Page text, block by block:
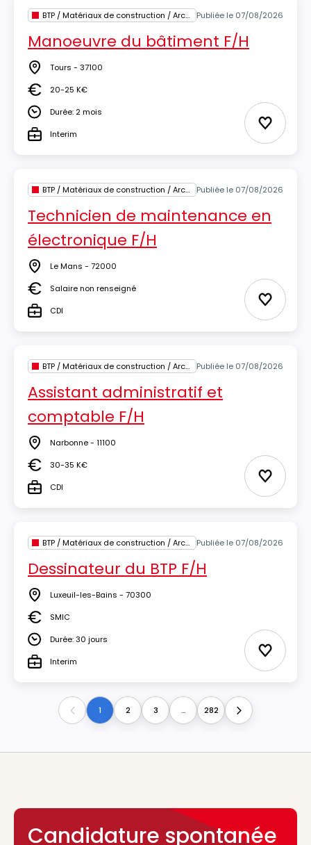
BTP / Matériaux de construction / Architecture Publiée le 07/08/2026
Manoeuvre du bâtiment F/H
Lieu Tours - 37100
Salaire20-25 K€
DuréeDurée: 2 mois
TypeInterim Ajouter
BTP / Matériaux de construction / Architecture Publiée le 07/08/2026
Technicien de maintenance en
électronique F/H
Lieu Le Mans - 72000
SalaireSalaire non renseigné
TypeCDI Ajouter
BTP / Matériaux de construction / Architecture Publiée le 07/08/2026
Assistant administratif et
comptable F/H
Lieu Narbonne - 11100
Salaire30-35 K€
TypeCDI Ajouter
BTP / Matériaux de construction / Architecture Publiée le 07/08/2026
Dessinateur du BTP F/H
Lieu Luxeuil-les-Bains - 70300
Salaire
SMIC
DuréeDurée: 30 jours
TypeInterim Ajouter
Previous1 2 3 ... 282 Next
Candidature spontanée